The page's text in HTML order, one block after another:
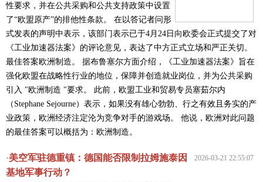
性要求，并在公共采购和公共支持政策中设置
了“欧盟原产”的排他性条款。 在以答记者问形
式发表的声明中表示，该部门表示已于4月24日向欧委会正式提交了对
《工业加速器法案》的评论意见，表达了中方正式立场和严正关切。
最佳答案欧洲制造。 据布鲁塞尔方面介绍，《工业加速器法案》旨在
强化欧盟在战略性行业的地位，保障并创造就业岗位，并为公共采购
引入 "欧洲制造 "要求。 此前，欧盟工业和贸易专员塞茹尔内
（Stephane Sejourne）表示，如果没有雄心勃勃、行之有效且务实的产
业政策，欧洲经济注定沦为竞争对手的游戏场。 他说，欧洲对此问题
的最佳答案可以概括为：欧洲制造。
2026-03-21 22:55:07
·美空军驻德重镇：德国能否限制拉姆施泰因
基地军事行动？